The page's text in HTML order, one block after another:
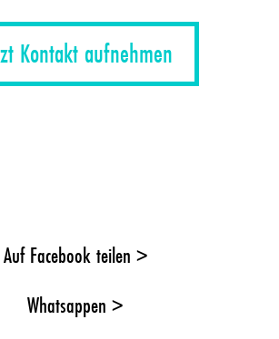
Kontakt aufnehmen
Auf Facebook teilen >
Whatsappen >